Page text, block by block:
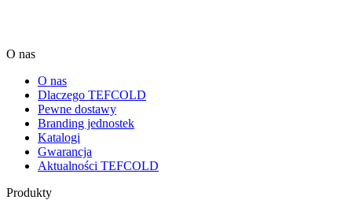
O nas
O nas
Dlaczego TEFCOLD
Pewne dostawy
Branding jednostek
Katalogi
Gwarancja
Aktualności TEFCOLD
Produkty